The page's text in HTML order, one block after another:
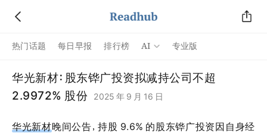
热门话题 每日早报 排行榜 AI 专业版
华光新材：股东铧广投资拟减持公司不超
2.9972% 股份
2025 年 9 月 16 日
华光新材晚间公告，持股 9.6% 的股东铧广投资因自身经